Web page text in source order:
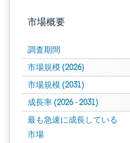
市場概要
調査期間
市場規模 (2026)
市場規模 (2031)
成長率 (2026 - 2031)
最も急速に成長している
市場